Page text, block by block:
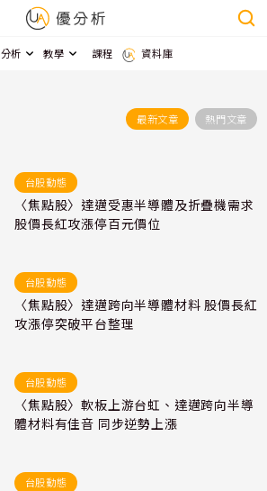
分析 教學 課程 資料庫
最新文章 熱門文章
台股動態
〈焦點股〉達邁受惠半導體及折疊機需求
股價長紅攻漲停百元價位
台股動態
〈焦點股〉達邁跨向半導體材料 股價長紅
攻漲停突破平台整理
台股動態
〈焦點股〉軟板上游台虹、達邁跨向半導
體材料有佳音 同步逆勢上漲
台股動態